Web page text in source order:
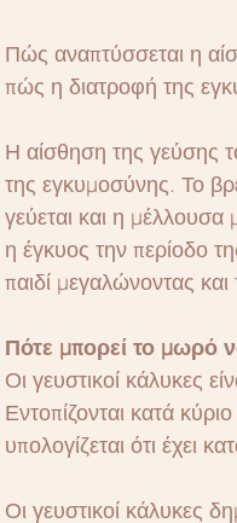
Πώς αναπτύσσεται η
πώς η διατροφή της
Η αίσθηση της γεύσης
της εγκυμοσύνης. Το
γεύεται και η μέλλουσα
η έγκυος την περίοδο
παιδί μεγαλώνοντας και
Πότε μπορεί το μωρό
Οι γευστικοί κάλυκες
Εντοπίζονται κατά
υπολογίζεται ότι έχει
Οι γευστικοί κάλυκες